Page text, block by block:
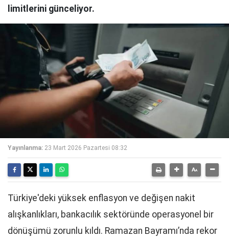
limitlerini günceliyor.
Yayınlanma: 23 Mart 2026 Pazartesi 08:32
Türkiye'deki yüksek enflasyon ve değişen nakit
alışkanlıkları, bankacılık sektöründe operasyonel bir
dönüşümü zorunlu kıldı. Ramazan Bayramı’nda rekor